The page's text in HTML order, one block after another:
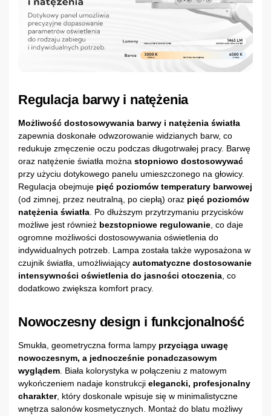
Regulacja barwy i natężenia
Możliwość dostosowywania barwy i natężenia światła
zapewnia doskonałe odwzorowanie widzianych barw, co
redukuje zmęczenie oczu podczas długotrwałej pracy. Barwę
oraz natężenie światła można stopniowo dostosowywać
przy użyciu dotykowego panelu umieszczonego na głowicy.
Regulacja obejmuje pięć poziomów temperatury barwowej
(od zimnej, przez neutralną, po ciepłą) oraz pięć poziomów
natężenia światła . Po dłuższym przytrzymaniu przycisków
możliwe jest również bezstopniowe regulowanie , co daje
ogromne możliwości dostosowywania oświetlenia do
indywidualnych potrzeb. Lampa została także wyposażona w
czujnik światła, umożliwiający automatyczne dostosowanie
intensywności oświetlenia do jasności otoczenia , co
dodatkowo zwiększa komfort pracy.
Nowoczesny design i funkcjonalność
Smukła, geometryczna forma lampy przyciąga uwagę
nowoczesnym, a jednocześnie ponadczasowym
wyglądem . Biała kolorystyka w połączeniu z matowym
wykończeniem nadaje konstrukcji elegancki, profesjonalny
charakter, który doskonale wpisuje się w minimalistyczne
wnętrza salonów kosmetycznych. Montaż do blatu możliwy